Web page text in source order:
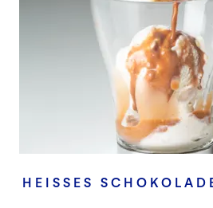
HEISSES